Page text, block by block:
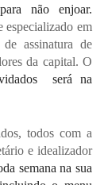
não enjoar.
especializado em
assinatura de
será na
todos com a
e idealizador
semana na sua